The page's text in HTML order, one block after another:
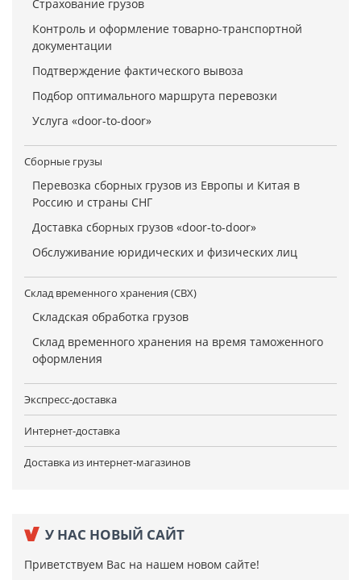
Страхование грузов
Контроль и оформление товарно-транспортной
документации
Подтверждение фактического вывоза
Подбор оптимального маршрута перевозки
Услуга «door-to-door»
Сборные грузы
Перевозка сборных грузов из Европы и Китая в
Россию и страны СНГ
Доставка сборных грузов «door-to-door»
Обслуживание юридических и физических лиц
Склад временного хранения (СВХ)
Складская обработка грузов
Склад временного хранения на время таможенного
оформления
Экспресс-доставка
Интернет-доставка
Доставка из интернет-магазинов
У НАС НОВЫЙ САЙТ
Приветствуем Вас на нашем новом сайте!